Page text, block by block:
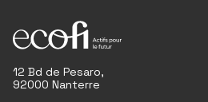
12 Bd de Pesaro,
92000 Nanterre